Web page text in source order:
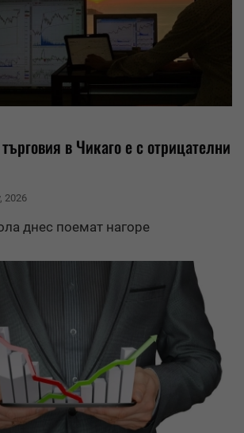
в Чикаго е с отрицателни
2026
днес поемат нагоре